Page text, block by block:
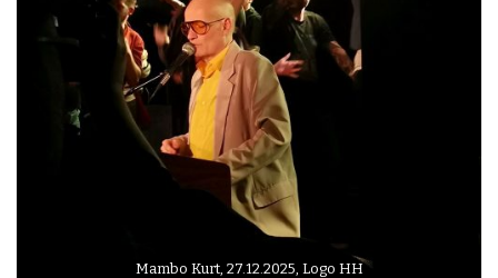
Mambo Kurt, 27.12.2025, Logo HH